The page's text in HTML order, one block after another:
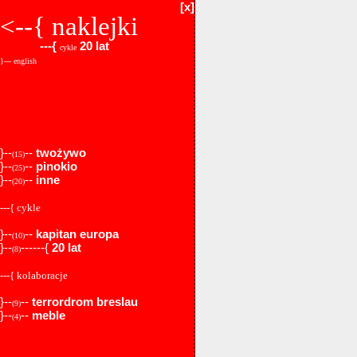
[x]
<--{ naklejki
---{ cykle 20 lat
}--- english
}--(15)-- twożywo
}--(25)-- pinokio
}--(20)-- inne
---{ cykle
}--(10)-- kapitan europa
}--(8)------{ 20 lat
---{ kolaboracje
}--(9)-- terrordrom breslau
}--(4)-- meble